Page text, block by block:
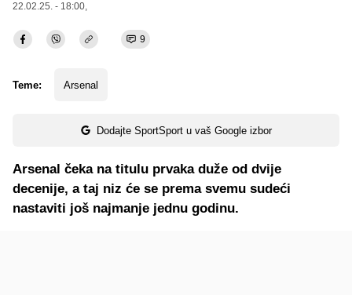
22.02.25. - 18:00,
9
Teme: Arsenal
Dodajte SportSport u vaš Google izbor
Arsenal čeka na titulu prvaka duže od dvije
decenije, a taj niz će se prema svemu sudeći
nastaviti još najmanje jednu godinu.